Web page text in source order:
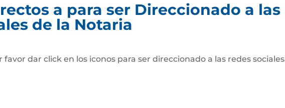
a para ser Direccionado a las
de la Notaria
dar click en los iconos para ser direccionado a las redes sociales